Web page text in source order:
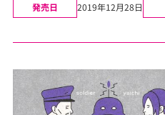
発売日 2019年12月28日